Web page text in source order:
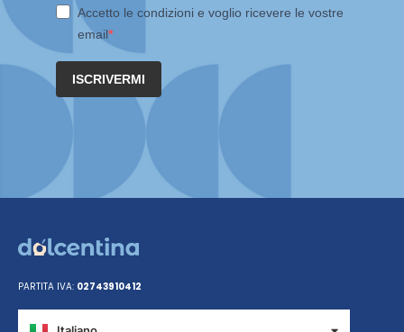
Accetto le condizioni e voglio ricevere le vostre
email
ISCRIVERMI
PARTITA IVA: 02743910412